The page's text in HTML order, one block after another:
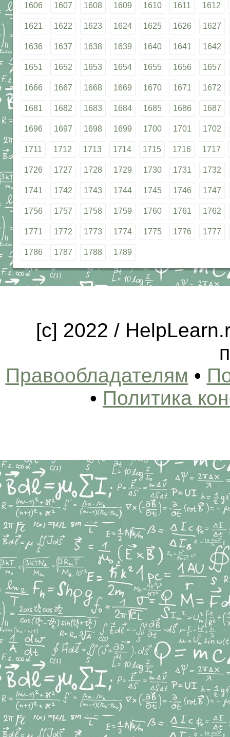
1606 1607 1608 1609 1610 1611 1612
1621 1622 1623 1624 1625 1626 1627
1636 1637 1638 1639 1640 1641 1642
1651 1652 1653 1654 1655 1656 1657
1666 1667 1668 1669 1670 1671 1672
1681 1682 1683 1684 1685 1686 1687
1696 1697 1698 1699 1700 1701 1702
1711 1712 1713 1714 1715 1716 1717
1726 1727 1728 1729 1730 1731 1732
1741 1742 1743 1744 1745 1746 1747
1756 1757 1758 1759 1760 1761 1762
1771 1772 1773 1774 1775 1776 1777
1786 1787 1788 1789
[c] 2022 /
Правообладателям •
• Политика